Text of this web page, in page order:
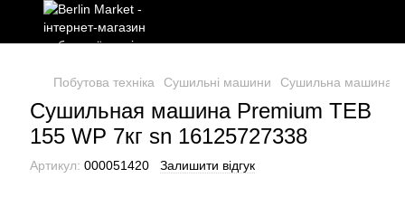
Побутова техніка Сушильні машини Сушильна машина
Сушильная машина Premium TEB
155 WP 7кг sn 16125727338
Артикул: 000051420 Залишити відгук